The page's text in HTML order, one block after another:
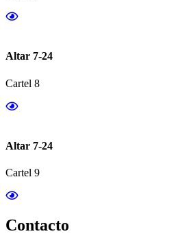
Altar 7-24
Cartel 8
Altar 7-24
Cartel 9
Contacto